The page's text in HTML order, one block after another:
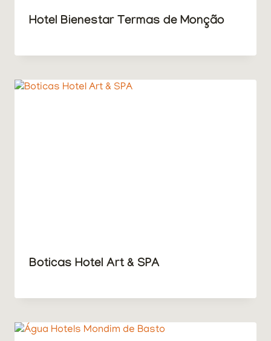
Hotel Bienestar Termas de Monção
Boticas Hotel Art & SPA